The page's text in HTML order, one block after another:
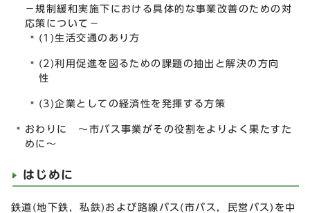
－規制緩和実施下における具体的な事業改善のための対
応策について－
(1)生活交通のあり方
(2)利用促進を図るための課題の抽出と解決の方向
性
(3)企業としての経済性を発揮する方策
おわりに ～市バス事業がその役割をよりよく果たすた
めに～
はじめに
鉄道(地下鉄，私鉄)および路線バス(市バス，民営バス)を中